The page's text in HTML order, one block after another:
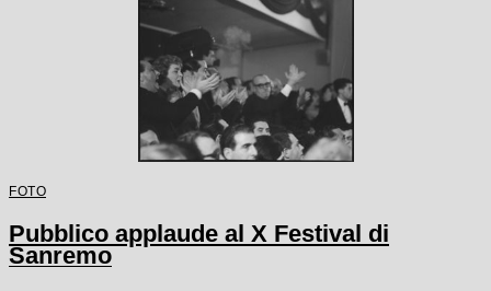
FOTO
Pubblico applaude al X Festival di
Sanremo